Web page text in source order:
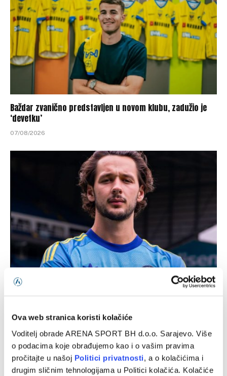
Ova web stranica koristi kolačiće
Voditelj obrade ARENA SPORT BH d.o.o. Sarajevo. Više
o podacima koje obrađujemo kao i o vašim pravima
pročitajte u našoj Politici privatnosti, a o kolačićima i
drugim sličnim tehnologijama u Politici kolačića. Kolačiće
Baždar zvanično predstavljen u novom klubu, zadužio je
‘devetku’
07/08/2026
Nakon Muharemovića i Wilsona: Leeds doveo treće